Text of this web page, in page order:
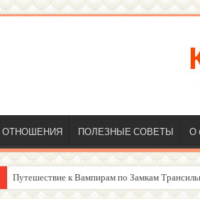
ОТНОШЕНИЯ ПОЛЕЗНЫЕ СОВЕТЫ О
Женский внутренний голос